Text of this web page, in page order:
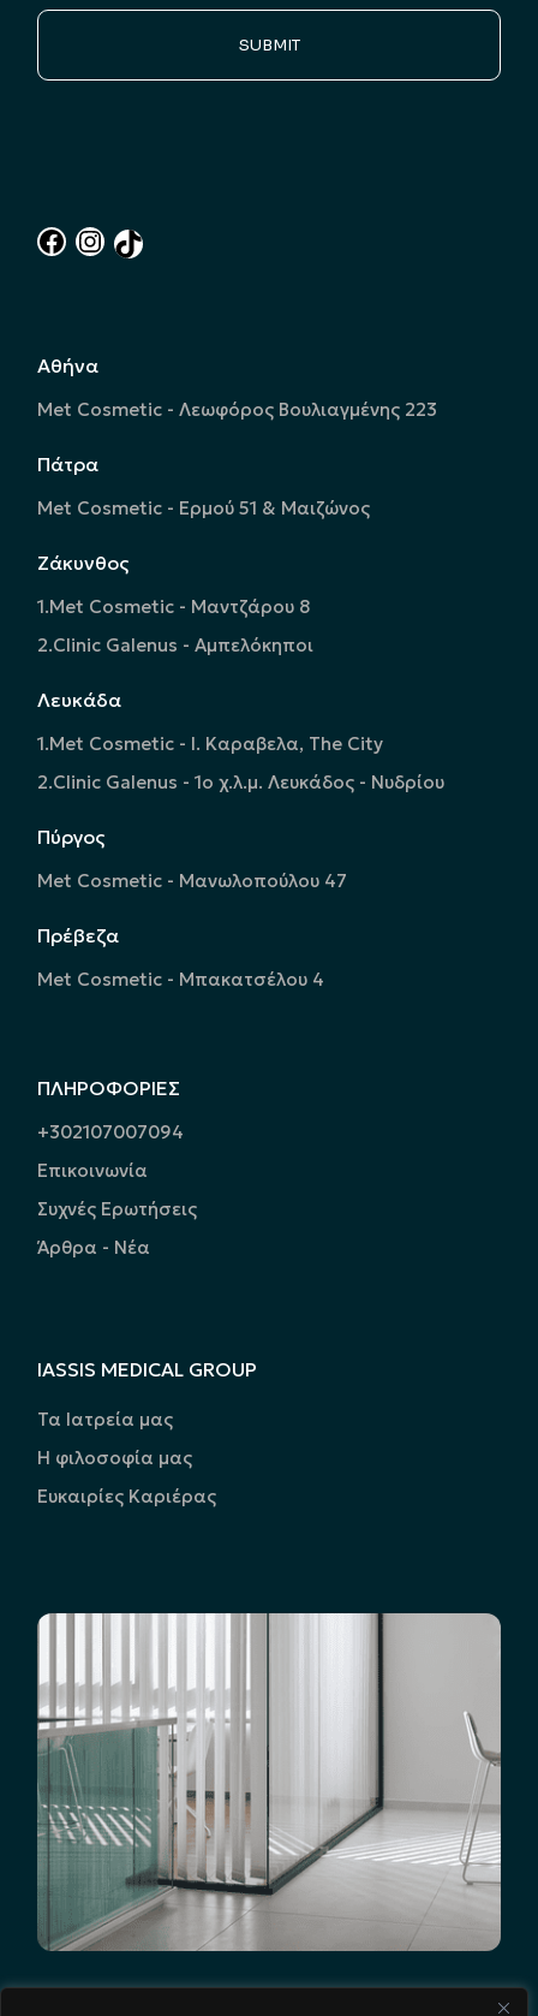
SUBMIT
Αθήνα
Met Cosmetic - Λεωφόρος Βουλιαγμένης 223
Πάτρα
Met Cosmetic - Ερμού 51 & Μαιζώνος
Ζάκυνθος
1.Met Cosmetic - Μαντζάρου 8
2.Clinic Galenus - Αμπελόκηποι
Λευκάδα
1.Met Cosmetic - Ι. Καραβελα, The City
2.Clinic Galenus - 1ο χ.λ.μ. Λευκάδος - Νυδρίου
Πύργος
Met Cosmetic - Μανωλοπούλου 47
Πρέβεζα
Met Cosmetic - Μπακατσέλου 4
ΠΛΗΡΟΦΟΡΙΕΣ
+302107007094
Επικοινωνία
Συχνές Ερωτήσεις
Άρθρα - Νέα
IASSIS MEDICAL GROUP
Τα Ιατρεία μας
Η φιλοσοφία μας
Ευκαιρίες Καριέρας